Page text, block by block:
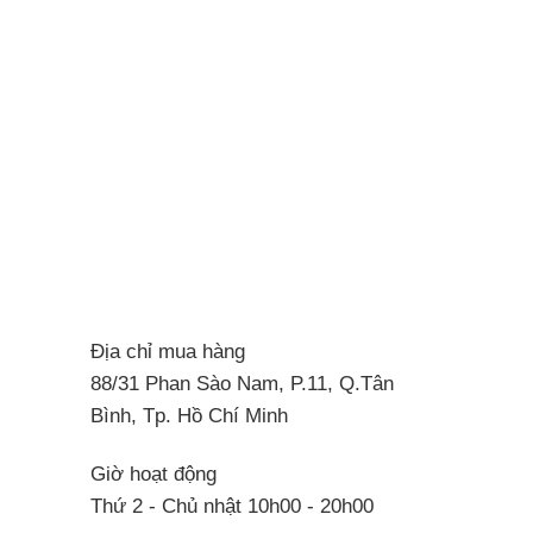
Địa chỉ mua hàng
88/31 Phan Sào Nam, P.11, Q.Tân
Bình, Tp. Hồ Chí Minh
Giờ hoạt động
Thứ 2 - Chủ nhật 10h00 - 20h00